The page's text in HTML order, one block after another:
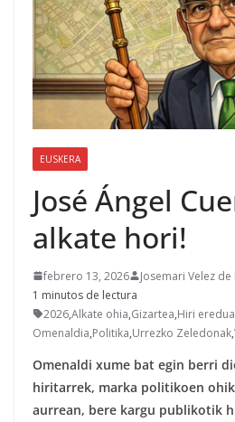
EUSKERA
José Ángel
alkate hori!
febrero 13, 2026
Josemari Velez
1 minutos de lectura
2026,Alkate ohia,Gizartea,Hiri eredua
Omenaldia,Politika,Urrezko Zeledonak,
Omenaldi xume bat egin berri
hiritarrek, marka politikoen
aurrean, bere kargu publikotik